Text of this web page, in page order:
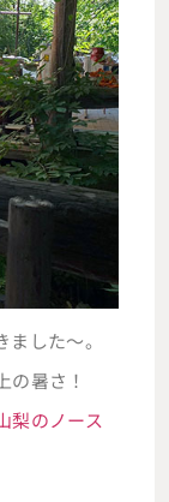
した～。
の暑さ！
梨のノース